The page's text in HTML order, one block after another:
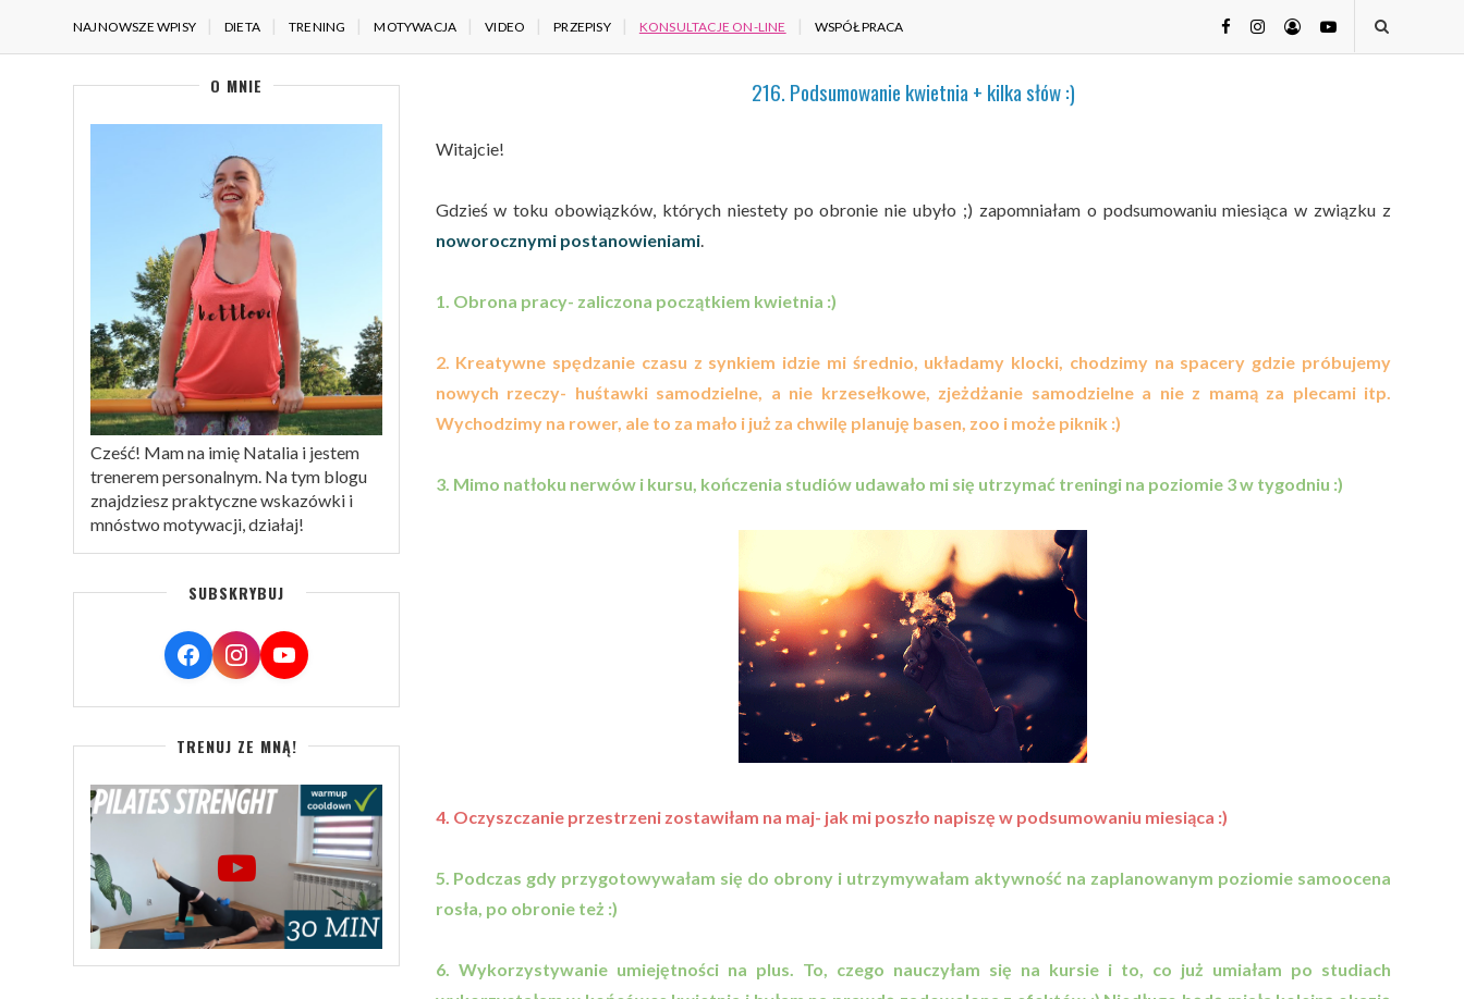
NAJNOWSZE WPISY DIETA TRENING MOTYWACJA VIDEO PRZEPISY KONSULTACJE ON-LINE WSPÓŁPRACA
216. Podsumowanie kwietnia + kilka słów :)
Witajcie!
Gdzieś w toku obowiązków, których niestety po obronie nie ubyło ;) zapomniałam o podsumowaniu miesiąca w związku z
noworocznymi postanowieniami.
1. Obrona pracy- zaliczona początkiem kwietnia :)
2. Kreatywne spędzanie czasu z synkiem idzie mi średnio, układamy klocki, chodzimy na spacery gdzie próbujemy
nowych rzeczy- huśtawki samodzielne, a nie krzesełkowe, zjeżdżanie samodzielne a nie z mamą za plecami itp.
Wychodzimy na rower, ale to za mało i już za chwilę planuję basen, zoo i może piknik :)
3. Mimo natłoku nerwów i kursu, kończenia studiów udawało mi się utrzymać treningi na poziomie 3 w tygodniu :)
4. Oczyszczanie przestrzeni zostawiłam na maj- jak mi poszło napiszę w podsumowaniu miesiąca :)
5. Podczas gdy przygotowywałam się do obrony i utrzymywałam aktywność na zaplanowanym poziomie samoocena
rosła, po obronie też :)
6. Wykorzystywanie umiejętności na plus. To, czego nauczyłam się na kursie i to, co już umiałam po studiach
O MNIE
Cześć! Mam na imię Natalia i jestem
trenerem personalnym. Na tym blogu
znajdziesz praktyczne wskazówki i
mnóstwo motywacji, działaj!
SUBSKRYBUJ
TRENUJ ZE MNĄ!